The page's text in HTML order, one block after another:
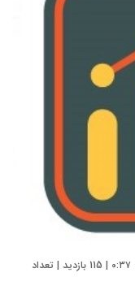
شناسه خبر : 50965 | تاریخ انتشار : ۱۴ فروردین ۱۴۰۴ - ۰:۳۷ | 115 بازدید | تعداد